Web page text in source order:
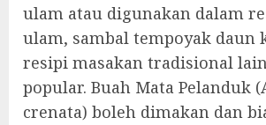
ulam atau digunakan dalam
ulam, sambal tempoyak daun
resipi masakan tradisional
popular. Buah Mata Pelanduk
crenata) boleh dimakan dan